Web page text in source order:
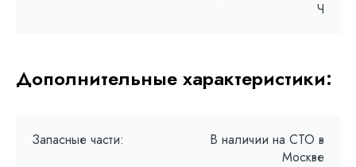
Ч
Дополнительные характеристики:
Запасные части:
В наличии на СТО в
Москве